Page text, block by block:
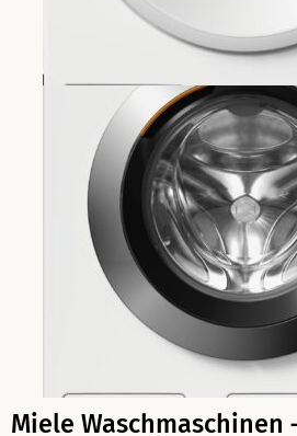
Miele Waschmaschinen